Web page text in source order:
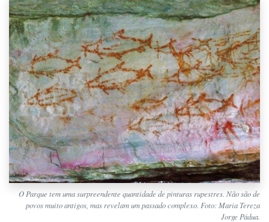
O Parque tem uma surpreendente quantidade de pinturas rupestres. Não são de
povos muito antigos, mas revelam um passado complexo. Foto: Maria Tereza
Jorge Pádua.